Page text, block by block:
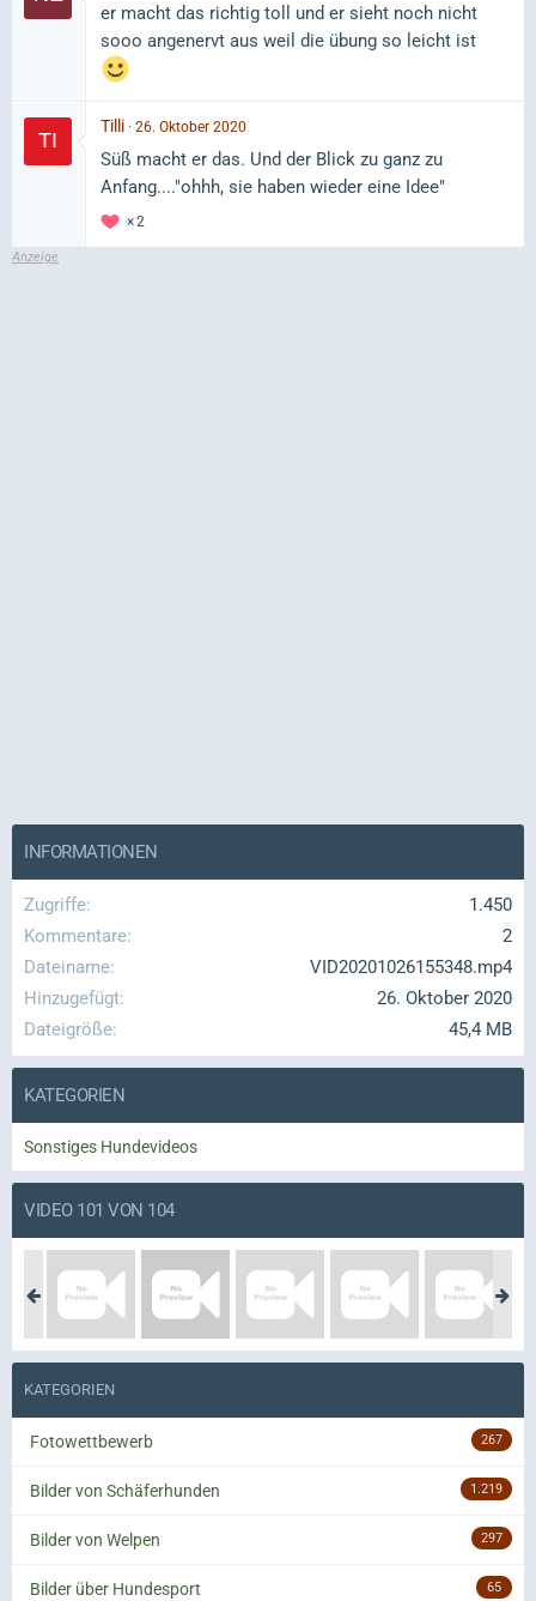
er macht das richtig toll und er sieht noch nicht
sooo angenervt aus weil die übung so leicht ist
Tilli 26. Oktober 2020
Süß macht er das. Und der Blick zu ganz zu
Anfang...."ohhh, sie haben wieder eine Idee"
2
INFORMATIONEN
Zugriffe
1.450
Kommentare
2
Dateiname
VID20201026155348.mp4
Hinzugefügt
26. Oktober 2020
Dateigröße
45,4 MB
KATEGORIEN
Sonstiges Hundevideos
VIDEO 101 VON 104
KATEGORIEN
Fotowettbewerb 267
Bilder von Schäferhunden 1.219
Bilder von Welpen 297
Bilder über Hundesport 65